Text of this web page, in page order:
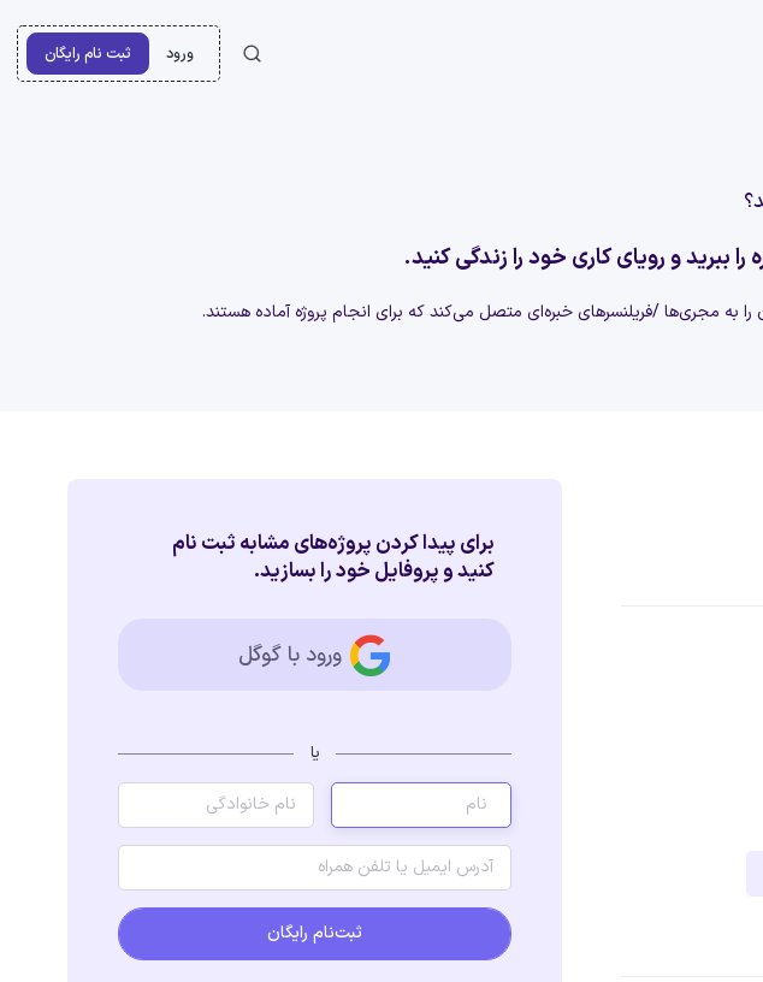
ورود ثبت نام رایگان
ببرید و رویای کاری خود را زندگی کنید.
را به مجری‌ها /فریلنسرهای خبره‌ای متصل می‌کند که برای انجام پروژه آماده هستند.
برای پیدا کردن پروژه‌های مشابه ثبت نام
کنید و پروفایل خود را بسازید.
ورود با گوگل
یا
ثبت‌نام رایگان